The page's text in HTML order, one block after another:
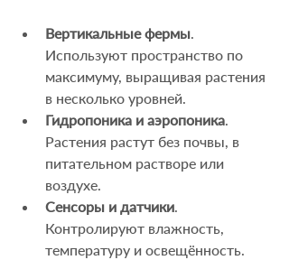
Вертикальные фермы.
Используют пространство по
максимуму, выращивая растения
в несколько уровней.
Гидропоника и аэропоника.
Растения растут без почвы, в
питательном растворе или
воздухе.
Сенсоры и датчики.
Контролируют влажность,
температуру и освещённость.